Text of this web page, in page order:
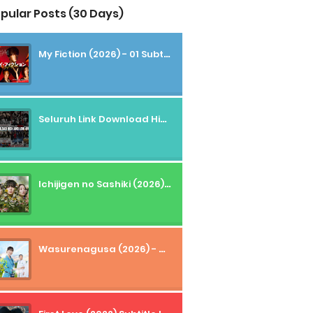
Posts (30 Days)
My Fiction (2026) - 01 Subtitle Indonesia
Seluruh Link Download High And Low Subtitle Indonesia
Ichijigen no Sashiki (2026) - 01 Subtitle Indonesia
Wasurenagusa (2026) - 01+02 Subtitle Indonesia